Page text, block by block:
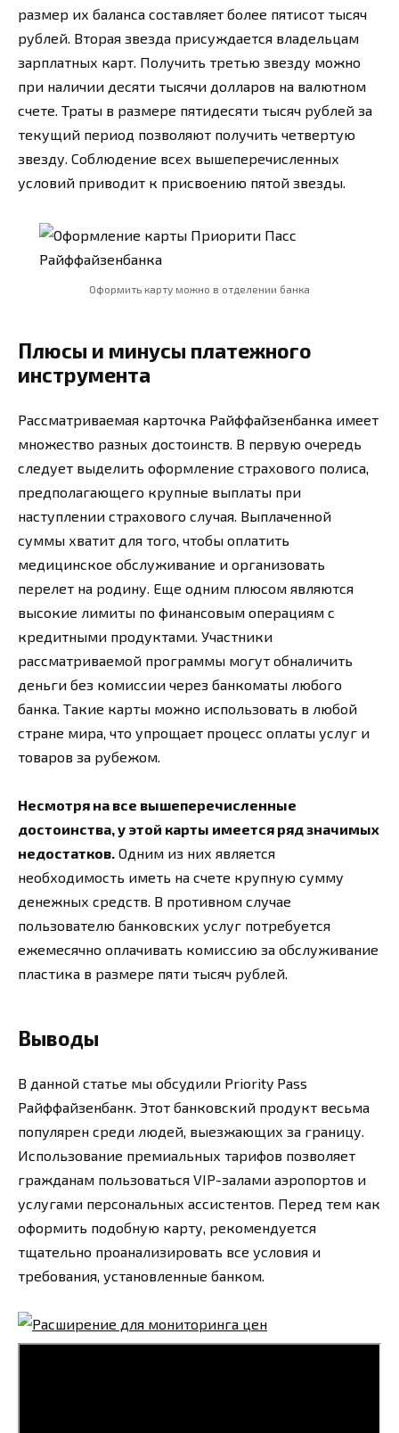
размер их баланса составляет более пятисот тысяч
рублей. Вторая звезда присуждается владельцам
зарплатных карт. Получить третью звезду можно
при наличии десяти тысячи долларов на валютном
счете. Траты в размере пятидесяти тысяч рублей за
текущий период позволяют получить четвертую
звезду. Соблюдение всех вышеперечисленных
условий приводит к присвоению пятой звезды.
Оформить карту можно в отделении банка
Плюсы и минусы платежного
инструмента
Рассматриваемая карточка Райффайзенбанка имеет
множество разных достоинств. В первую очередь
следует выделить оформление страхового полиса,
предполагающего крупные выплаты при
наступлении страхового случая. Выплаченной
суммы хватит для того, чтобы оплатить
медицинское обслуживание и организовать
перелет на родину. Еще одним плюсом являются
высокие лимиты по финансовым операциям с
кредитными продуктами. Участники
рассматриваемой программы могут обналичить
деньги без комиссии через банкоматы любого
банка. Такие карты можно использовать в любой
стране мира, что упрощает процесс оплаты услуг и
товаров за рубежом.
Несмотря на все вышеперечисленные
достоинства, у этой карты имеется ряд значимых
недостатков. Одним из них является
необходимость иметь на счете крупную сумму
денежных средств. В противном случае
пользователю банковских услуг потребуется
ежемесячно оплачивать комиссию за обслуживание
пластика в размере пяти тысяч рублей.
Выводы
В данной статье мы обсудили Priority Pass
Райффайзенбанк. Этот банковский продукт весьма
популярен среди людей, выезжающих за границу.
Использование премиальных тарифов позволяет
гражданам пользоваться VIP-залами аэропортов и
услугами персональных ассистентов. Перед тем как
оформить подобную карту, рекомендуется
тщательно проанализировать все условия и
требования, установленные банком.